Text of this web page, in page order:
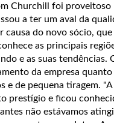
Churchill foi proveitoso
a ter um aval da
causa do novo sócio, que
as principais
e as suas tendências.
da empresa
e de pequena tiragem.
prestígio e ficou
não estávamos